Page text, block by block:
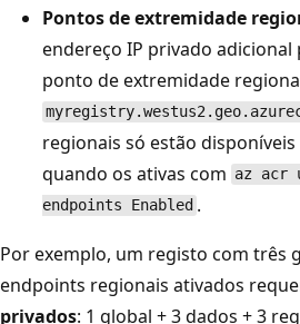
Pontos de extremidade
endereço IP privado
ponto de extremidade
regionais só estão disponíveis
quando os ativas com az acr
endpoints Enabled .
Por exemplo, um registo com três
endpoints regionais ativados
privados: 1 global + 3 dados + 3